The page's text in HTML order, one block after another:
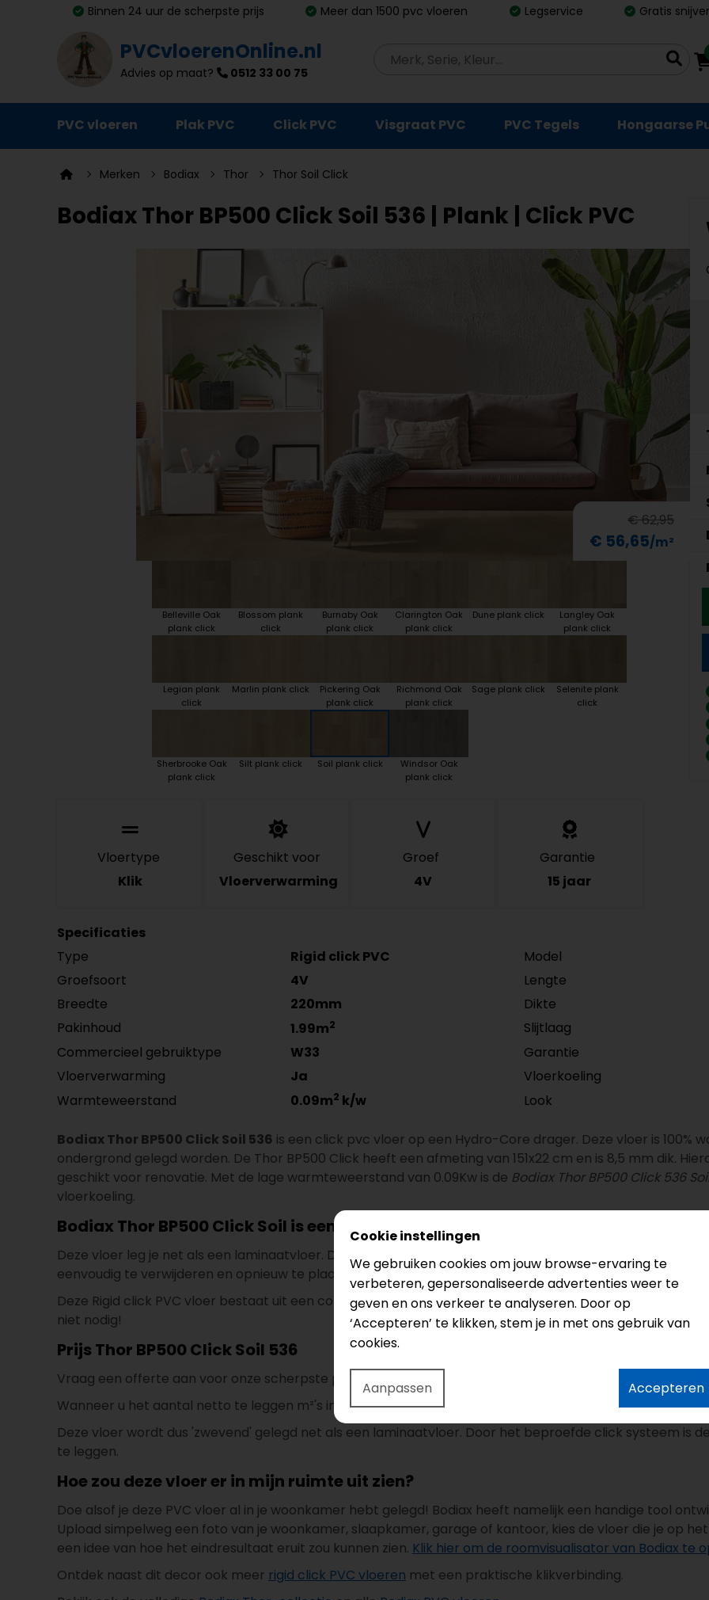
Binnen 24 uur de scherpste prijs Meer dan 1500 pvc vloeren Legservice Gratis
PVCvloerenOnline.nl
Advies op maat? 0512 33 00 75
PVC vloeren Plak PVC Click PVC Visgraat PVC PVC Tegels Hongaarse
Ondervloeren
Plinten
Lijm, primer en egalisatie
Merken Bodiax Thor Thor Soil Click
Bodiax Thor BP500 Click Soil 536 | Plank | Click PVC
€ 62,95
€ 56,65
Belleville Oak
plank click
Blossom plank
click
Burnaby Oak
plank click
Clarington Oak
plank click
Dune plank click
Langley Oak
plank click
Legian plank
click
Marlin plank click
Pickering Oak
plank click
Richmond Oak
plank click
Sage plank click
Selenite plank
click
Sherbrooke Oak
plank click
Silt plank click Soil plank click
Windsor Oak
plank click
Vloertype
Klik
Geschikt voor
Vloerverwarming
Groef
4V
Garantie
15 jaar
Specificaties
Type
Rigid click PVC Model
Groefsoort
4V Lengte
Breedte
220mm Dikte
Pakinhoud
1.99m2 Slijtlaag
Commercieel gebruiktype
W33 Garantie
Vloerverwarming
Ja Vloerkoeling
Warmteweerstand
0.09m2 k/w Look
Bodiax Thor BP500 Click Soil 536 is een click pvc vloer op een Hydro-Core drager. Deze vloer is 100%
ondergrond gelegd worden. De Thor BP500 Click heeft een afmeting van 151x22 cm en is 8,5 mm dik.
geschikt voor renovatie. Met de lage warmteweerstand van 0.09Kw is de Bodiax Thor BP500 Click 536
vloerkoeling.
Bodiax Thor BP500 Click Soil is eenvoudig zelf te leggen
Deze vloer leg je net als een laminaatvloer. Door het click systeem is deze prima geschikt om zelf te
eenvoudig te verwijderen en opnieuw te plaatsen!
Deze Rigid click PVC vloer bestaat uit een composiet drager met aan de onderkant een aangehechte
niet nodig!
Prijs Thor BP500 Click Soil 536
Vraag een offerte aan voor onze scherpste prijs!
Wanneer u het aantal netto te leggen m²'s invoert krijgt u de totaal prijs voor het click PVC inclusief
Deze vloer wordt dus 'zwevend' gelegd net als een laminaatvloer. Door het beproefde click systeem is
te leggen.
Hoe zou deze vloer er in mijn ruimte uit zien?
Doe alsof je deze PVC vloer al in je woonkamer hebt gelegd! Bodiax heeft namelijk een handige tool
Upload simpelweg een foto van je woonkamer, slaapkamer, garage of kantoor, kies de vloer die je op
een idee van hoe het eindresultaat eruit zou kunnen zien. Klik hier om de roomvisualisator van Bodiax te
Ontdek naast dit decor ook meer rigid click PVC vloeren met een praktische klikverbinding.
Cookie instellingen
We gebruiken cookies om jouw browse-ervaring te
verbeteren, gepersonaliseerde advertenties weer te
geven en ons verkeer te analyseren. Door op
‘Accepteren’ te klikken, stem je in met ons gebruik van
cookies.
Aanpassen Accepteren